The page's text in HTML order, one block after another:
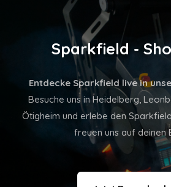
Sparkfield -
Entdecke Sparkfield live in
Besuche uns in Heidelberg,
Ötigheim und erlebe den
freuen uns auf deinen